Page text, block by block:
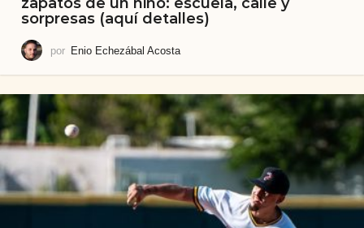
sorpresas (aquí detalles)
por Enio Echezábal Acosta